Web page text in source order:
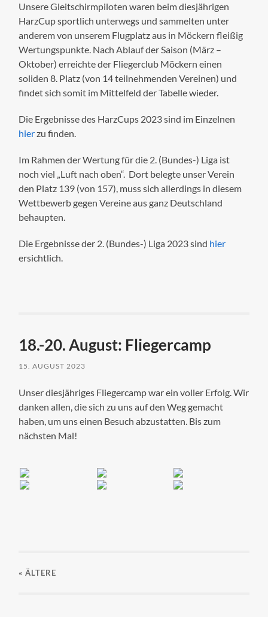
Unsere Gleitschirmpiloten waren beim diesjährigen
HarzCup sportlich unterwegs und sammelten unter
anderem von unserem Flugplatz aus in Möckern fleißig
Wertungspunkte. Nach Ablauf der Saison (März –
Oktober) erreichte der Fliegerclub Möckern einen
soliden 8. Platz (von 14 teilnehmenden Vereinen) und
findet sich somit im Mittelfeld der Tabelle wieder.
Die Ergebnisse des HarzCups 2023 sind im Einzelnen
hierzu finden.
Im Rahmen der Wertung für die 2. (Bundes-) Liga ist
noch viel „Luft nach oben“. Dort belegte unser Verein
den Platz 139 (von 157), muss sich allerdings in diesem
Wettbewerb gegen Vereine aus ganz Deutschland
behaupten.
Die Ergebnisse der 2. (Bundes-) Liga 2023 sind hier
ersichtlich.
18.-20. August: Fliegercamp
15. AUGUST 2023
Unser diesjähriges Fliegercamp war ein voller Erfolg. Wir
danken allen, die sich zu uns auf den Weg gemacht
haben, um uns einen Besuch abzustatten. Bis zum
nächsten Mal!
« ÄLTERE